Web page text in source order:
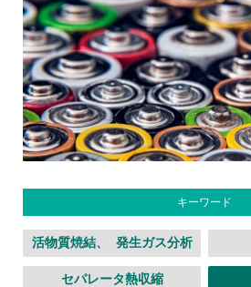
キーワード
活物質焼結、 発生ガス分析
セパレータ熱収縮